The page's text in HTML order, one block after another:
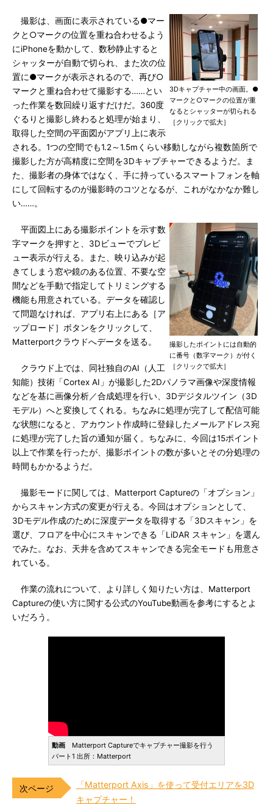
3Dキャプチャー中の画面。●
マークと○マークの位置が重
なるとシャッターが切られる
［クリックで拡大］
撮影は、画面に表示されている●マー
クと○マークの位置を重ね合わせるよう
にiPhoneを動かして、数秒静止すると
シャッターが自動で切られ、また次の位
置に●マークが表示されるので、再び○
マークと重ね合わせて撮影する……とい
った作業を数回繰り返すだけだ。360度
ぐるりと撮影し終わると処理が始まり、
取得した空間の平面図がアプリ上に表示
される。1つの空間でも1.2～1.5mくらい移動しながら複数箇所で
撮影した方が高精度に空間を3Dキャプチャーできるようだ。ま
た、撮影者の身体ではなく、手に持っているスマートフォンを軸
にして回転するのが撮影時のコツとなるが、これがなかなか難し
い……。
撮影したポイントには自動的
に番号（数字マーク）が付く
［クリックで拡大］
平面図上にある撮影ポイントを示す数
字マークを押すと、3Dビューでプレビ
ュー表示が行える。また、映り込みが起
きてしまう窓や鏡のある位置、不要な空
間などを手動で指定してトリミングする
機能も用意されている。データを確認し
て問題なければ、アプリ右上にある［ア
ップロード］ボタンをクリックして、
Matterportクラウドへデータを送る。
クラウド上では、同社独自のAI（人工
知能）技術「Cortex AI」が撮影した2Dパノラマ画像や深度情報
などを基に画像分析／合成処理を行い、3Dデジタルツイン（3D
モデル）へと変換してくれる。ちなみに処理が完了して配信可能
な状態になると、アカウント作成時に登録したメールアドレス宛
に処理が完了した旨の通知が届く。ちなみに、今回は15ポイント
以上で作業を行ったが、撮影ポイントの数が多いとその分処理の
時間もかかるようだ。
撮影モードに関しては、Matterport Captureの「オプション」
からスキャン方式の変更が行える。今回はオプションとして、
3Dモデル作成のために深度データを取得する「3Dスキャン」を
選び、フロアを中心にスキャンできる「LiDAR スキャン」を選ん
でみた。なお、天井を含めてスキャンできる完全モードも用意さ
れている。
作業の流れについて、より詳しく知りたい方は、Matterport
Captureの使い方に関する公式のYouTube動画を参考にするとよ
いだろう。
動画 Matterport Captureでキャプチャー撮影を行う
パート1 出所：Matterport
「Matterport Axis」を使って受付エリアを3D
キャプチャー！